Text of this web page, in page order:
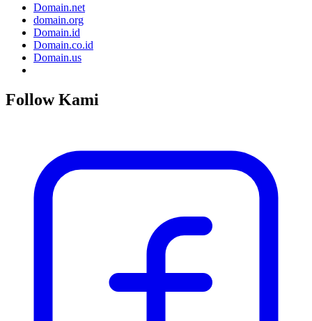
Domain.net
domain.org
Domain.id
Domain.co.id
Domain.us
Follow Kami